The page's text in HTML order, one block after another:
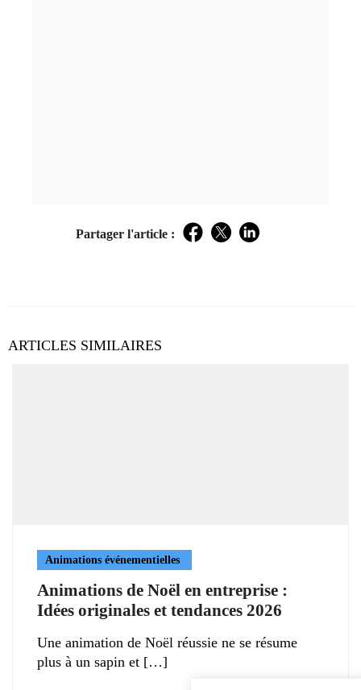
Partager l'article : Facebook
TwitterLinkedIn
ARTICLES SIMILAIRES
Animations événementielles
Animations de Noël en entreprise :
Idées originales et tendances 2026
Une animation de Noël réussie ne se résume
plus à un sapin et